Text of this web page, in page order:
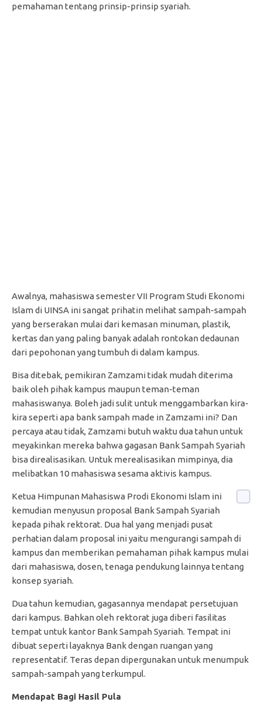
pemahaman tentang prinsip-prinsip syariah.
Awalnya, mahasiswa semester VII Program Studi Ekonomi
Islam di UINSA ini sangat prihatin melihat sampah-sampah
yang berserakan mulai dari kemasan minuman, plastik,
kertas dan yang paling banyak adalah rontokan dedaunan
dari pepohonan yang tumbuh di dalam kampus.
Bisa ditebak, pemikiran Zamzami tidak mudah diterima
baik oleh pihak kampus maupun teman-teman
mahasiswanya. Boleh jadi sulit untuk menggambarkan kira-
kira seperti apa bank sampah made in Zamzami ini? Dan
percaya atau tidak, Zamzami butuh waktu dua tahun untuk
meyakinkan mereka bahwa gagasan Bank Sampah Syariah
bisa direalisasikan. Untuk merealisasikan mimpinya, dia
melibatkan 10 mahasiswa sesama aktivis kampus.
Ketua Himpunan Mahasiswa Prodi Ekonomi Islam ini
kemudian menyusun proposal Bank Sampah Syariah
kepada pihak rektorat. Dua hal yang menjadi pusat
perhatian dalam proposal ini yaitu mengurangi sampah di
kampus dan memberikan pemahaman pihak kampus mulai
dari mahasiswa, dosen, tenaga pendukung lainnya tentang
konsep syariah.
Dua tahun kemudian, gagasannya mendapat persetujuan
dari kampus. Bahkan oleh rektorat juga diberi fasilitas
tempat untuk kantor Bank Sampah Syariah. Tempat ini
dibuat seperti layaknya Bank dengan ruangan yang
representatif. Teras depan dipergunakan untuk menumpuk
sampah-sampah yang terkumpul.
Mendapat Bagi Hasil Pula